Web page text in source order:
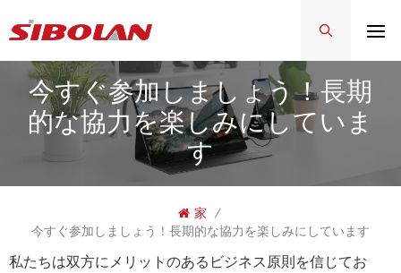
今すぐ参加しましょう！長期
的な協力を楽しみにしていま
す
家 /
今すぐ参加しましょう！長期的な協力を楽しみにしています
私たちは双方にメリットのあるビジネス原則を信じてお